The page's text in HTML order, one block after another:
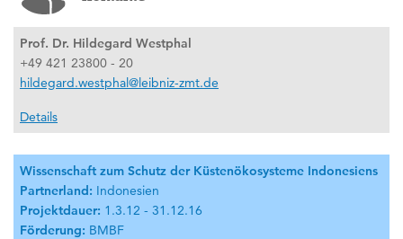
Prof. Dr. Hildegard Westphal
+49 421 23800 - 20
hildegard.westphal@leibniz-zmt.de
Details
Wissenschaft zum Schutz der Küstenökosysteme Indonesiens
Partnerland: Indonesien
Projektdauer: 1.3.12 - 31.12.16
Förderung: BMBF